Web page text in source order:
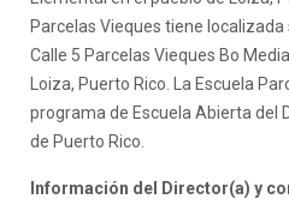
Parcelas Vieques tiene
Calle 5 Parcelas Vieques Bo
Loiza, Puerto Rico. La Escuela
programa de Escuela Abierta del
de Puerto Rico.
Información del Director(a) y